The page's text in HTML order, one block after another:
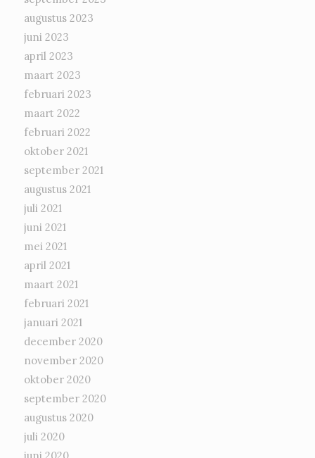
augustus 2023
juni 2023
april 2023
maart 2023
februari 2023
maart 2022
februari 2022
oktober 2021
september 2021
augustus 2021
juli 2021
juni 2021
mei 2021
april 2021
maart 2021
februari 2021
januari 2021
december 2020
november 2020
oktober 2020
september 2020
augustus 2020
juli 2020
juni 2020